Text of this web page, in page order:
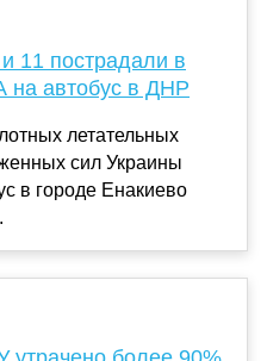
11 пострадали в
на автобус в ДНР
летательных
сил Украины
в городе Енакиево